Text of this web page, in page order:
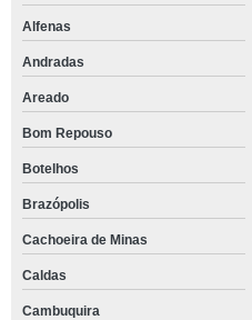
Alfenas
Andradas
Areado
Bom Repouso
Botelhos
Brazópolis
Cachoeira de Minas
Caldas
Cambuquira